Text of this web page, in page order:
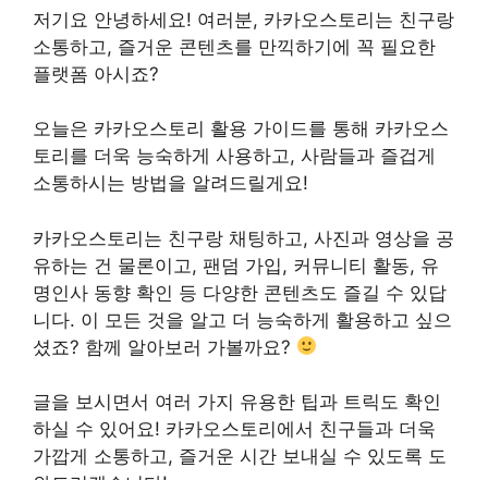
저기요 안녕하세요! 여러분, 카카오스토리는 친구랑
소통하고, 즐거운 콘텐츠를 만끽하기에 꼭 필요한
플랫폼 아시죠?
오늘은 카카오스토리 활용 가이드를 통해 카카오스
토리를 더욱 능숙하게 사용하고, 사람들과 즐겁게
소통하시는 방법을 알려드릴게요!
카카오스토리는 친구랑 채팅하고, 사진과 영상을 공
유하는 건 물론이고, 팬덤 가입, 커뮤니티 활동, 유
명인사 동향 확인 등 다양한 콘텐츠도 즐길 수 있답
니다. 이 모든 것을 알고 더 능숙하게 활용하고 싶으
셨죠? 함께 알아보러 가볼까요?
글을 보시면서 여러 가지 유용한 팁과 트릭도 확인
하실 수 있어요! 카카오스토리에서 친구들과 더욱
가깝게 소통하고, 즐거운 시간 보내실 수 있도록 도